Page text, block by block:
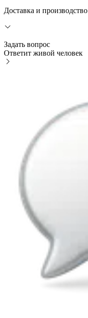
Доставка и производство
Задать вопрос
Ответит живой человек